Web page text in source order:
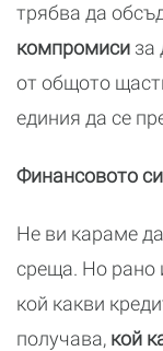
трябва да
компромиси за
от общото
единия да се
Финансовото
Не ви караме
среща. Но рано
кой какви
получава, кой